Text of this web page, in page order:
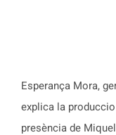
Esperança Mora,
explica la
presència de